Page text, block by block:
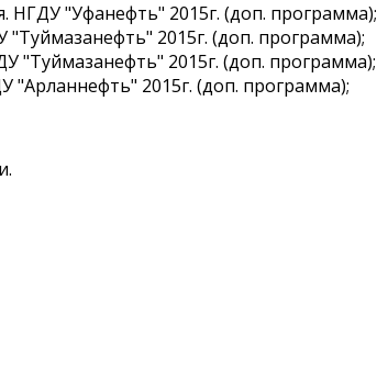
"Уфанефть" 2015г. (доп. программа);
2015г. (доп. программа);
"Туймазанефть" 2015г. (доп. программа);
"Арланнефть" 2015г. (доп. программа);